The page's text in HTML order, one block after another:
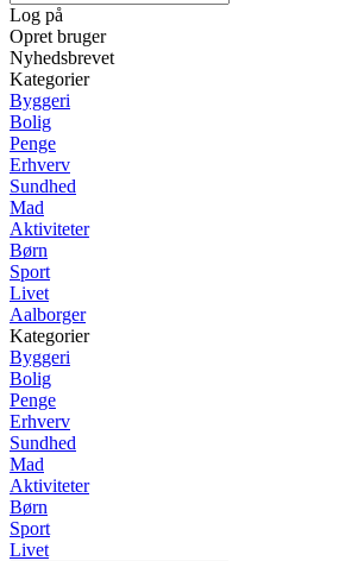
Log på
Opret bruger
Nyhedsbrevet
Kategorier
Byggeri
Bolig
Penge
Erhverv
Sundhed
Mad
Aktiviteter
Børn
Sport
Livet
Aalborger
Kategorier
Byggeri
Bolig
Penge
Erhverv
Sundhed
Mad
Aktiviteter
Børn
Sport
Livet